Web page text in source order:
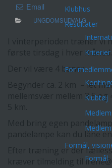
Klubhus
Resultater
For
Klubtøj
Formål,
Formål
Email
UNGDOMSUDVALG
I vinterperioden træner vi
første tirsdag i hver måned.
Der vil være 4 baner:
Begynder ca. 2 km – let
mellemsvær mellem 3,5 og
Med bring egen
pandelampe kan du låne
Efter træning er der
kræver tilmelding til